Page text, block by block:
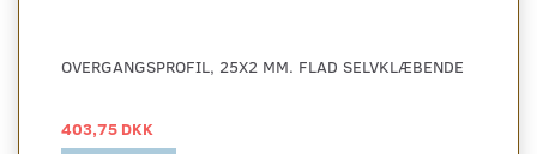
OVERGANGSPROFIL, 25X2 MM. FLAD SELVKLÆBENDE
403,75 DKK